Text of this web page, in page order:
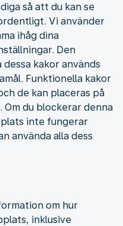
så att du kan se
Vi använder
ihåg dina
Den
kakor används
Funktionella kakor
de kan placeras på
du blockerar denna
inte fungerar
använda alla dess
om hur
inklusive